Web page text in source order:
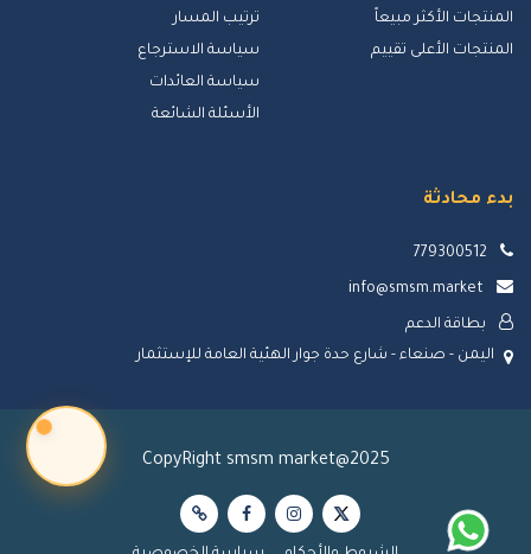
المنتجات الأكثر مبيعاً
المنتجات الأعلى تقييم
ترتيب المسار
سياسة الاسترجاع
سياسة العائدات
الأسئلة الشائعة
بدء محادثة
779300512
info@smsm.market
بطاقة الدعم
اليمن - صنعاء - شارع حدة جوار الهئية العامة للإستثمار
CopyRight smsm market@2025